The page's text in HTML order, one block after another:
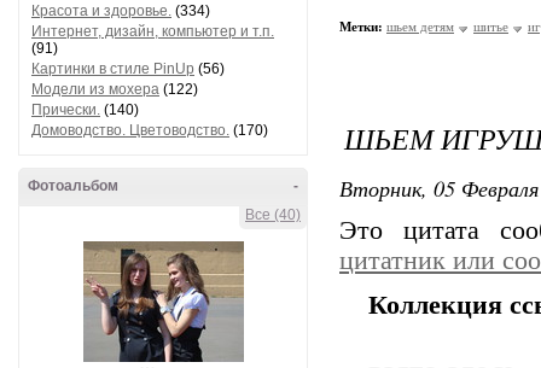
Красота и здоровье. (334)
Интернет, дизайн, компьютер и т.п.
(91)
Картинки в стиле PinUp (56)
Модели из мохера (122)
Прически. (140)
Домоводство. Цветоводство. (170)
-
Фотоальбом
Все (40)
Метки: шьем детям шитье
ШЬЕМ
Вторник, 05
Это цитата
цитатник или
Коллекция